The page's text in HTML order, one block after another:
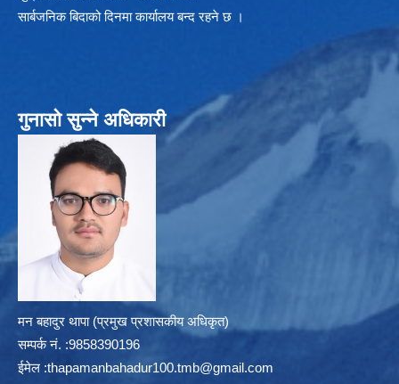
सार्बजनिक बिदाको दिनमा कार्यालय बन्द रहने छ ।
गुनासो सुन्ने अधिकारी
मन बहादुर थापा (प्रमुख प्रशासकीय अधिकृत)
सम्पर्क न‌ं. :9858390196
ईमेल :thapamanbahadur100.tmb@gmail.com